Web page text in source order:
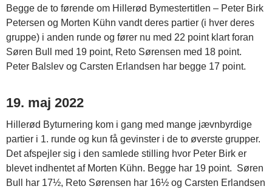
Begge de to førende om Hillerød Bymestertitlen – Peter Birk
Petersen og Morten Kühn vandt deres partier (i hver deres
gruppe) i anden runde og fører nu med 22 point klart foran
Søren Bull med 19 point, Reto Sørensen med 18 point.
Peter Balslev og Carsten Erlandsen har begge 17 point.
19. maj 2022
Hillerød Byturnering kom i gang med mange jævnbyrdige
partier i 1. runde og kun få gevinster i de to øverste grupper.
Det afspejler sig i den samlede stilling hvor Peter Birk er
blevet indhentet af Morten Kühn. Begge har 19 point. Søren
Bull har 17½, Reto Sørensen har 16½ og Carsten Erlandsen